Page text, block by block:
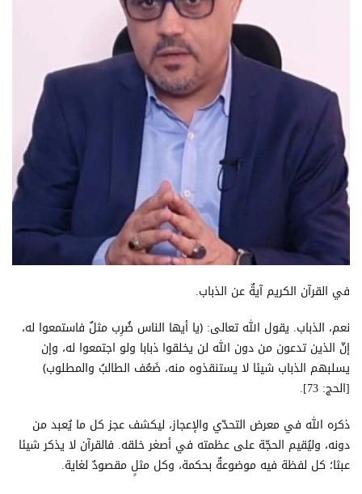
في القرآن الكريم آيةٌ عن الذباب.
نعم، الذباب. يقول الله تعالى: ﴿يا أيها الناس ضُرِب مثلٌ فاستمعوا له،
إنّ الذين تدعون من دون الله لن يخلقوا ذبابا ولو اجتمعوا له، وإن
يسلبهم الذباب شيئا لا يستنقذوه منه، ضَعُف الطالبُ والمطلوب﴾
[الحج: 73].
ذكره الله في معرض التحدّي والإعجاز، ليكشف عجز كل ما يُعبد من
دونه، وليُقيم الحجّة على عظمته في أصغر خلقه. فالقرآن لا يذكر شيئا
عبثا؛ كل لفظة فيه موضوعةٌ بحكمة، وكل مثلٍ مقصودٌ لغاية.